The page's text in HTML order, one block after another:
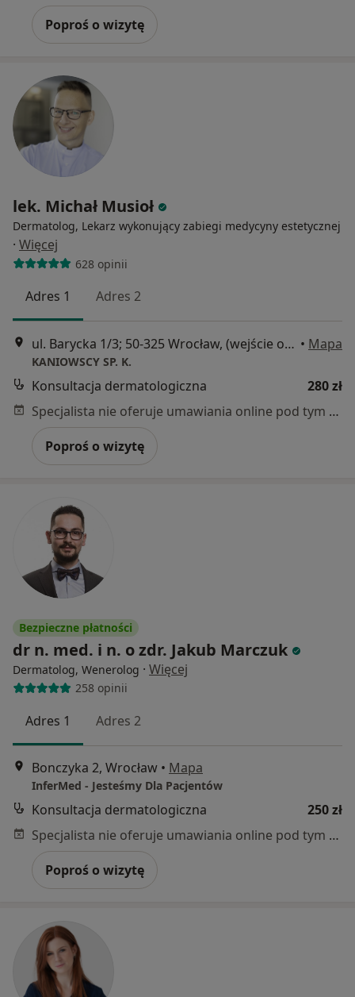
Poproś o wizytę
lek. Michał Musioł
Dermatolog, Lekarz wykonujący zabiegi medycyny estetycznej
· Więcej
628 opinii
Adres 1 Adres 2
ul. Barycka 1/3; 50-325 Wrocław, (wejście od Prusa), Wrocław • Mapa
KANIOWSCY SP. K.
Konsultacja dermatologiczna
280 zł
Specjalista nie oferuje umawiania online pod tym adresem.
Poproś o wizytę
Bezpieczne płatności
dr n. med. i n. o zdr. Jakub Marczuk
Dermatolog, Wenerolog · Więcej
258 opinii
Adres 1 Adres 2
Bonczyka 2, Wrocław • Mapa
InferMed - Jesteśmy Dla Pacjentów
Konsultacja dermatologiczna
250 zł
Specjalista nie oferuje umawiania online pod tym adresem.
Poproś o wizytę